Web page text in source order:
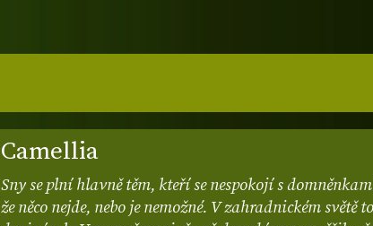
Camellia
Sny se plní hlavně těm, kteří se nespokojí s
že něco nejde, nebo je nemožné. V zahradnickém světě